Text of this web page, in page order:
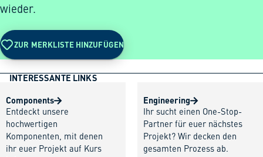
wieder.
ZUR MERKLISTE HINZUFÜGEN
INTERESSANTE LINKS
Components
Entdeckt unsere
hochwertigen
Komponenten, mit denen
ihr euer Projekt auf Kurs
Engineering
Ihr sucht einen One-Stop-
Partner für euer nächstes
Projekt? Wir decken den
gesamten Prozess ab.